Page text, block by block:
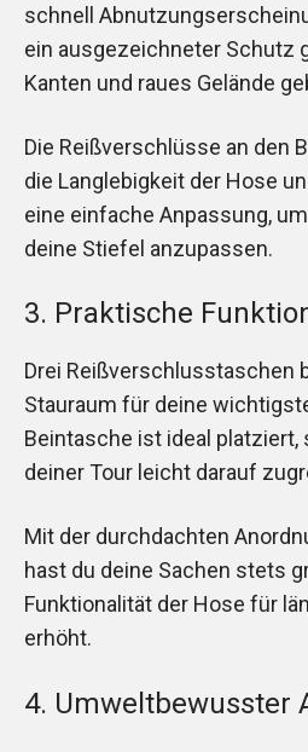
schnell
ein ausgezeichneter Schutz
Kanten und raues Gelände
Die Reißverschlüsse an den
die Langlebigkeit der Hose
eine einfache Anpassung,
deine Stiefel anzupassen.
3. Praktische
Drei Reißverschlusstaschen
Stauraum für deine
Beintasche ist ideal platziert,
deiner Tour leicht darauf
Mit der durchdachten
hast du deine Sachen stets
Funktionalität der Hose für
erhöht.
4. Umweltbewusster